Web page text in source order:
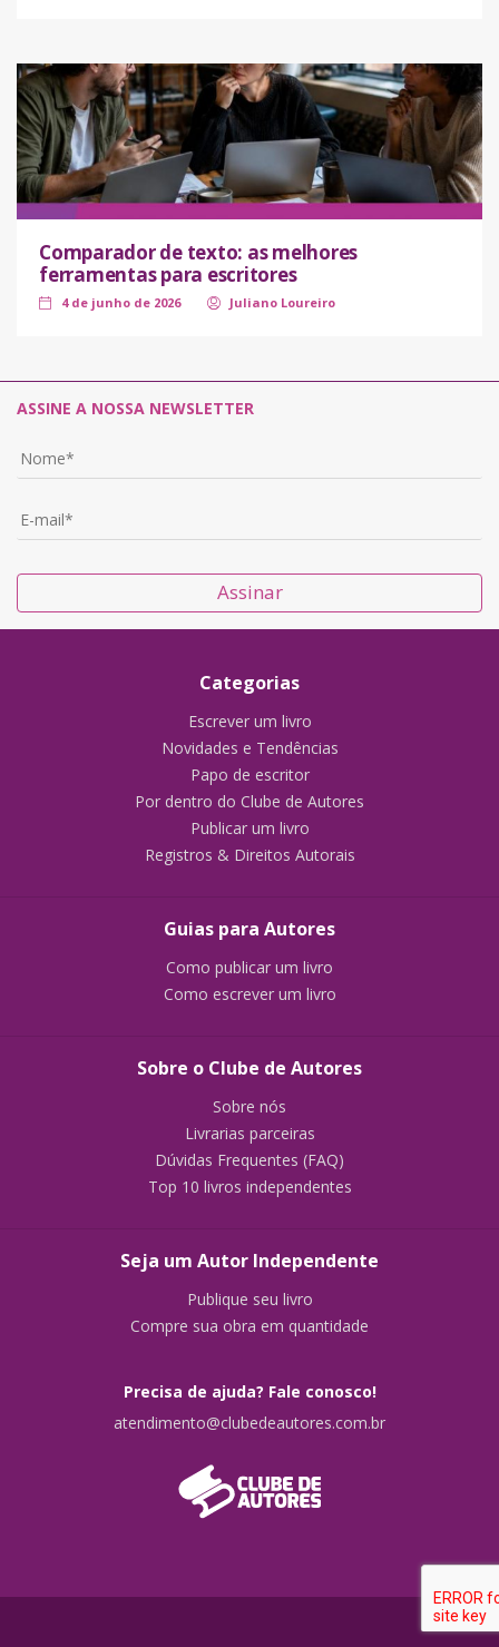
Comparador de texto: as melhores
ferramentas para escritores
4 de junho de 2026 Juliano Loureiro
ASSINE A NOSSA NEWSLETTER
Assinar
Categorias
Escrever um livro
Novidades e Tendências
Papo de escritor
Por dentro do Clube de Autores
Publicar um livro
Registros & Direitos Autorais
Guias para Autores
Como publicar um livro
Como escrever um livro
Sobre o Clube de Autores
Sobre nós
Livrarias parceiras
Dúvidas Frequentes (FAQ)
Top 10 livros independentes
Seja um Autor Independente
Publique seu livro
Compre sua obra em quantidade
Precisa de ajuda? Fale conosco!
atendimento@clubedeautores.com.br